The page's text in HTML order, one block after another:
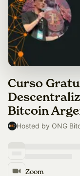
Curso
Bitcoin
Hosted by ONG
Zoom